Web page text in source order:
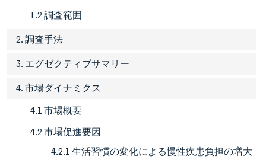
1.2 調査範囲
2. 調査手法
3. エグゼクティブサマリー
4. 市場ダイナミクス
4.1 市場概要
4.2 市場促進要因
4.2.1 生活習慣の変化による慢性疾患負担の増大